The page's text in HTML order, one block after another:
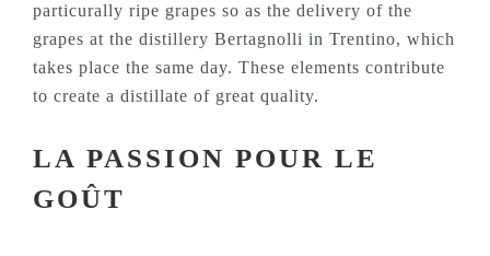
particurally ripe grapes so as the delivery of the
grapes at the distillery Bertagnolli in Trentino, which
takes place the same day. These elements contribute
to create a distillate of great quality.
LA PASSION POUR LE
GOÛT